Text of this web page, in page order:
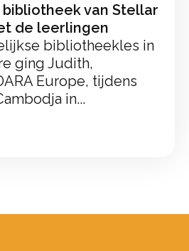
bibliotheek van Stellar
de leerlingen
bibliotheekles in
ging Judith,
Europe, tijdens
in...